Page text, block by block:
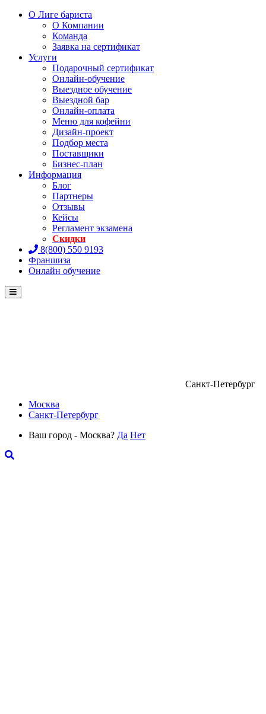
О Лиге бариста
О Компании
Команда
Заявка на сертификат
Услуги
Подарочный сертификат
Онлайн-обучение
Выездное обучение
Выездной бар
Онлайн-оплата
Меню для кофейни
Дизайн-проект
Подбор места
Поставщики
Бизнес-план
Информация
Блог
Партнеры
Отзывы
Кейсы
Регламент экзамена
Скидки
8(800) 550 9193
Франшиза
Онлайн обучение
Menu
Санкт-Петербург
Москва
Санкт-Петербург
Ваш город - Москва? Да Нет